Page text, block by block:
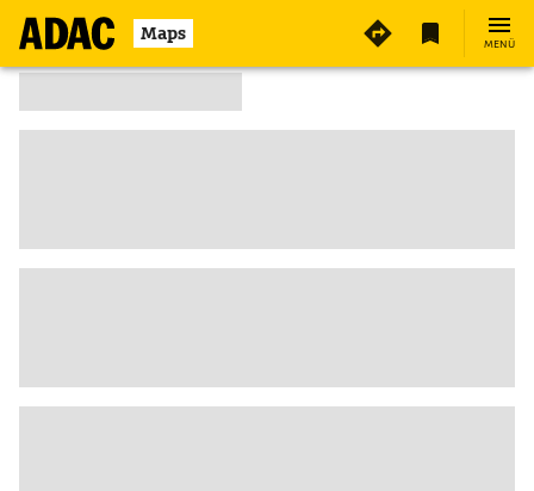
Maps MENÜ